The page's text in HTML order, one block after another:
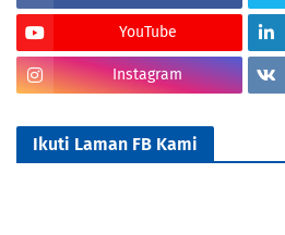
YouTube
Instagram
Ikuti Laman FB Kami